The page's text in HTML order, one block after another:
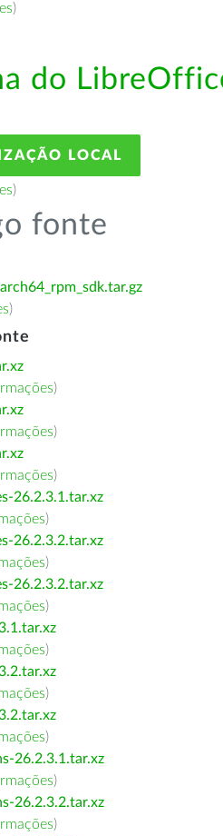
)
do
LOCAL
)
fonte
)
)
)
)
26.2.3.1.tar.xz
)
26.2.3.2.tar.xz
)
26.2.3.2.tar.xz
)
)
)
)
26.2.3.1.tar.xz
)
26.2.3.2.tar.xz
)